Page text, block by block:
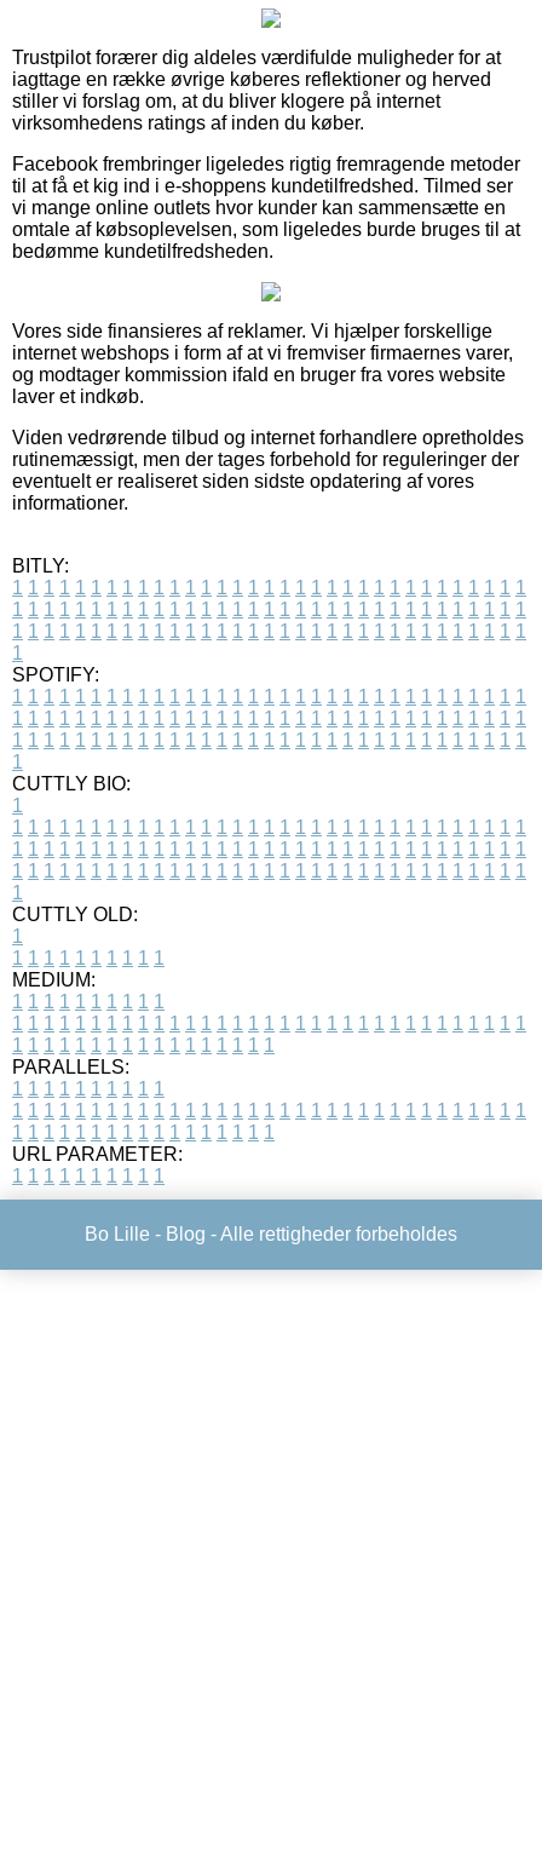
Trustpilot forærer dig aldeles værdifulde muligheder for at
iagttage en række øvrige køberes reflektioner og herved
stiller vi forslag om, at du bliver klogere på internet
virksomhedens ratings af inden du køber.
Facebook frembringer ligeledes rigtig fremragende metoder
til at få et kig ind i e-shoppens kundetilfredshed. Tilmed ser
vi mange online outlets hvor kunder kan sammensætte en
omtale af købsoplevelsen, som ligeledes burde bruges til at
bedømme kundetilfredsheden.
Vores side finansieres af reklamer. Vi hjælper forskellige
internet webshops i form af at vi fremviser firmaernes varer,
og modtager kommission ifald en bruger fra vores website
laver et indkøb.
Viden vedrørende tilbud og internet forhandlere opretholdes
rutinemæssigt, men der tages forbehold for reguleringer der
eventuelt er realiseret siden sidste opdatering af vores
informationer.
BITLY:
1 1 1 1 1 1 1 1 1 1 1 1 1 1 1 1 1 1 1 1 1 1 1 1 1 1 1 1 1 1 1 1 1
1 1 1 1 1 1 1 1 1 1 1 1 1 1 1 1 1 1 1 1 1 1 1 1 1 1 1 1 1 1 1 1 1
1 1 1 1 1 1 1 1 1 1 1 1 1 1 1 1 1 1 1 1 1 1 1 1 1 1 1 1 1 1 1 1 1
1
SPOTIFY:
1 1 1 1 1 1 1 1 1 1 1 1 1 1 1 1 1 1 1 1 1 1 1 1 1 1 1 1 1 1 1 1 1
1 1 1 1 1 1 1 1 1 1 1 1 1 1 1 1 1 1 1 1 1 1 1 1 1 1 1 1 1 1 1 1 1
1 1 1 1 1 1 1 1 1 1 1 1 1 1 1 1 1 1 1 1 1 1 1 1 1 1 1 1 1 1 1 1 1
1
CUTTLY BIO:
1
1 1 1 1 1 1 1 1 1 1 1 1 1 1 1 1 1 1 1 1 1 1 1 1 1 1 1 1 1 1 1 1 1
1 1 1 1 1 1 1 1 1 1 1 1 1 1 1 1 1 1 1 1 1 1 1 1 1 1 1 1 1 1 1 1 1
1 1 1 1 1 1 1 1 1 1 1 1 1 1 1 1 1 1 1 1 1 1 1 1 1 1 1 1 1 1 1 1 1
1
CUTTLY OLD:
1
1 1 1 1 1 1 1 1 1 1
MEDIUM:
1 1 1 1 1 1 1 1 1 1
1 1 1 1 1 1 1 1 1 1 1 1 1 1 1 1 1 1 1 1 1 1 1 1 1 1 1 1 1 1 1 1 1
1 1 1 1 1 1 1 1 1 1 1 1 1 1 1 1 1
PARALLELS:
1 1 1 1 1 1 1 1 1 1
1 1 1 1 1 1 1 1 1 1 1 1 1 1 1 1 1 1 1 1 1 1 1 1 1 1 1 1 1 1 1 1 1
1 1 1 1 1 1 1 1 1 1 1 1 1 1 1 1 1
URL PARAMETER:
1 1 1 1 1 1 1 1 1 1
Bo Lille - Blog - Alle rettigheder forbeholdes